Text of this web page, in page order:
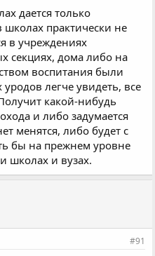
дается только
практически не
в учреждениях
секциях, дома либо на
воспитания были
легче увидеть, все
какой-нибудь
и либо задумается
менятся, либо будет с
бы на прежнем уровне
школах и вузах.
#91